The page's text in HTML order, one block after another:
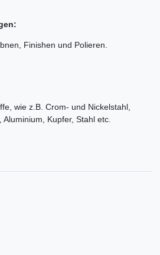
Finishen und Polieren.
wie z.B. Crom- und Nickelstahl,
Kupfer, Stahl etc.